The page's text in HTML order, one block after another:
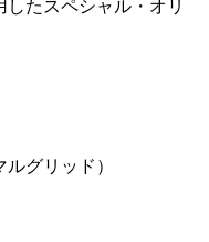
たスペシャル・オリ
グリッド）